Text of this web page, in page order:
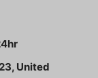
United